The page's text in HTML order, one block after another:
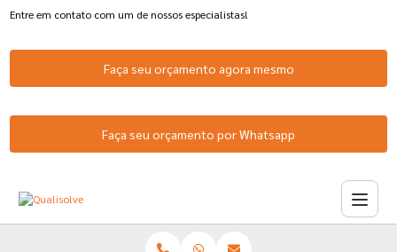
Entre em contato com um de nossos especialistas!
Faça seu orçamento agora mesmo
Faça seu orçamento por Whatsapp